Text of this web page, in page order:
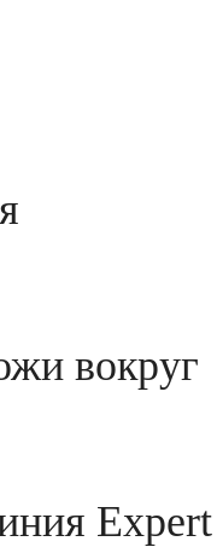
вокруг
Expert